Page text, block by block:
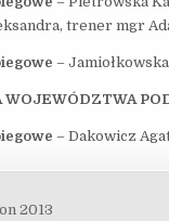
trener mgr
–
WOJEWÓDZTWA
– Dakowicz
wpisu
2013